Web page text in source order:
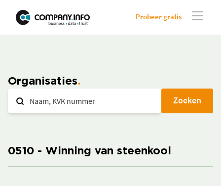
Probeer gratis
Organisaties
Zoeken
0510 - Winning van steenkool